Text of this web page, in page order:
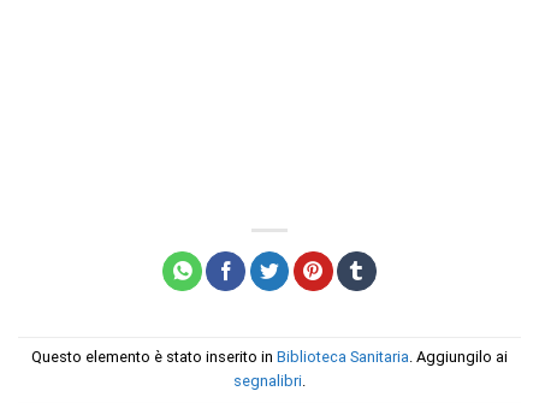
Questo elemento è stato inserito in Biblioteca Sanitaria. Aggiungilo ai
segnalibri.